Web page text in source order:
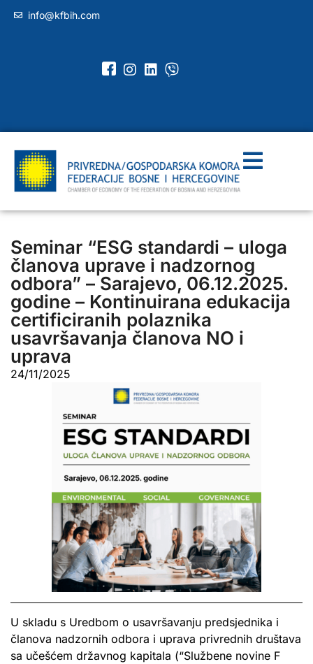
info@kfbih.com
Seminar “ESG standardi – uloga
članova uprave i nadzornog
odbora” – Sarajevo, 06.12.2025.
godine – Kontinuirana edukacija
certificiranih polaznika
usavršavanja članova NO i
uprava
24/11/2025
U skladu s Uredbom o usavršavanju predsjednika i
članova nadzornih odbora i uprava privrednih društava
sa učešćem državnog kapitala (“Službene novine F